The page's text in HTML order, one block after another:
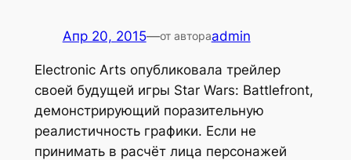
Апр 20, 2015—от автораadmin
Electronic Arts опубликовала трейлер
своей будущей игры Star Wars: Battlefront,
демонстрирующий поразительную
реалистичность графики. Если не
принимать в расчёт лица персонажей